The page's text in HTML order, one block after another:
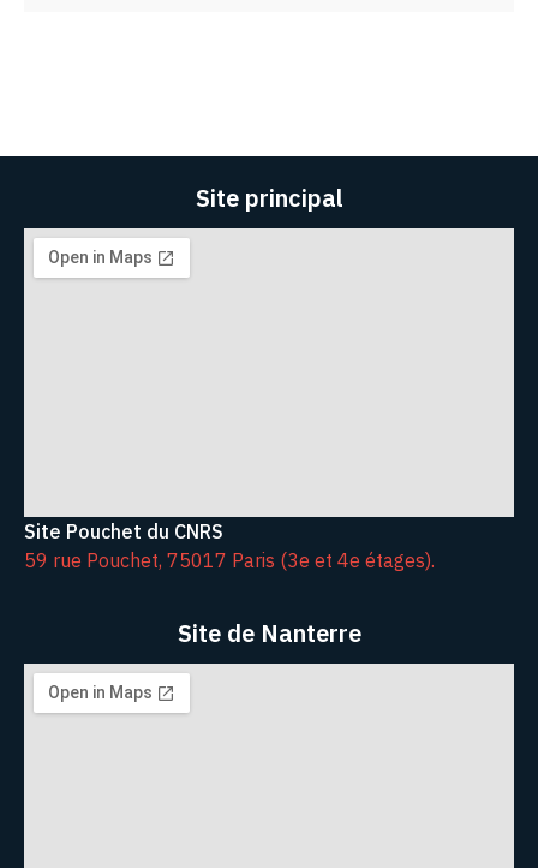
Site principal
Site Pouchet du CNRS
59 rue Pouchet, 75017 Paris (3e et 4e étages).
Site de Nanterre